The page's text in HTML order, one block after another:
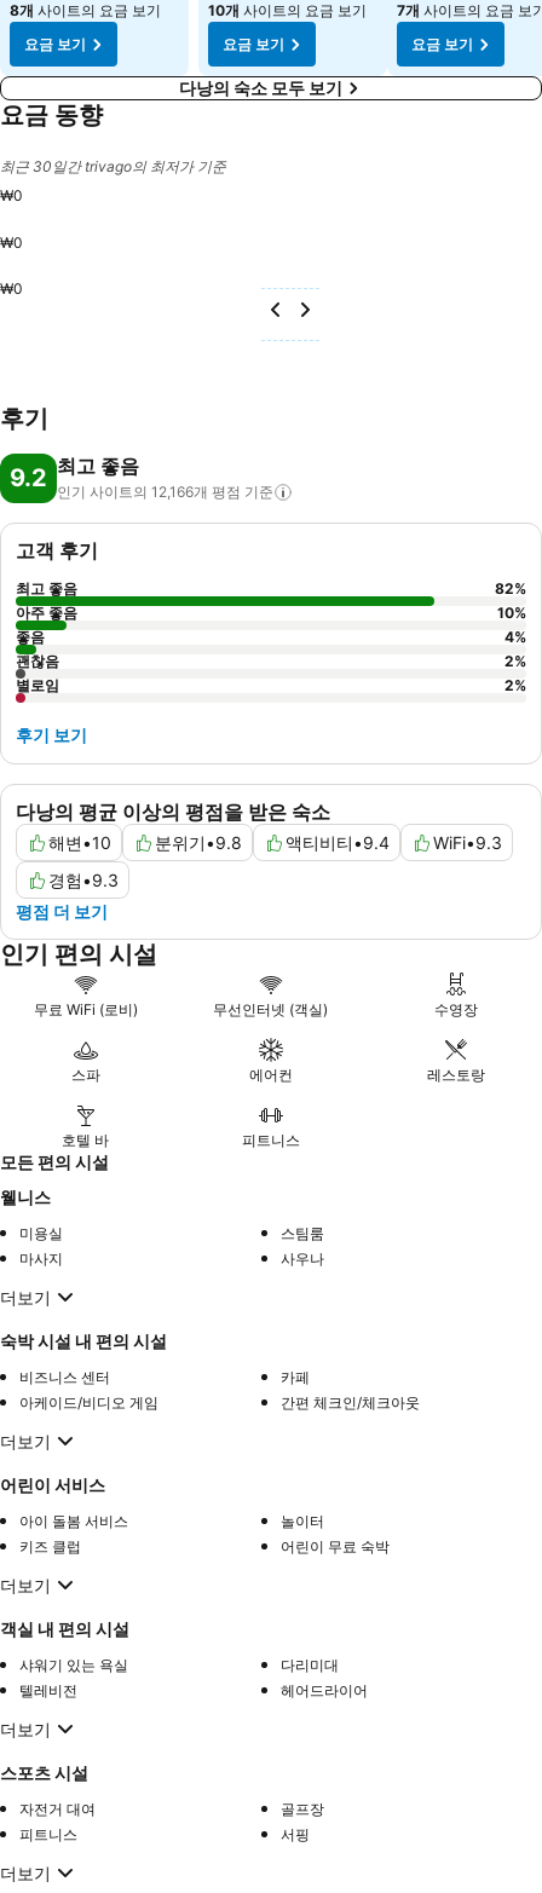
8개 사이트의 요금 보기
요금 보기
10개 사이트의 요금 보기
요금 보기
7개 사이트의 요금 보
요금 보기
다낭의 숙소 모두 보기
요금 동향
최근 30일간 trivago의 최저가 기준
₩0
₩0
₩0
후기
9.2 최고 좋음
인기 사이트의 12,166개 평점 기준
다낭의 평균 이상의 평점을 받은 숙소
해변•10 분위기•9.8 액티비티•9.4 WiFi•9.3
경험•9.3
평점 더 보기
고객 후기
최고 좋음 82%
아주 좋음
10%
좋음
4%
괜찮음
2%
별로임
2%
후기 보기
인기 편의 시설
무료 WiFi (로비) 무선인터넷 (객실) 수영장
스파 에어컨 레스토랑
호텔 바 피트니스
모든 편의 시설
웰니스
미용실
스팀룸
마사지
사우나
더보기
숙박 시설 내 편의 시설
비즈니스 센터
카페
아케이드/비디오 게임
간편 체크인/체크아웃
더보기
어린이 서비스
아이 돌봄 서비스
놀이터
키즈 클럽
어린이 무료 숙박
더보기
객실 내 편의 시설
샤워기 있는 욕실
다리미대
텔레비전
헤어드라이어
더보기
스포츠 시설
자전거 대여
골프장
피트니스
서핑
더보기